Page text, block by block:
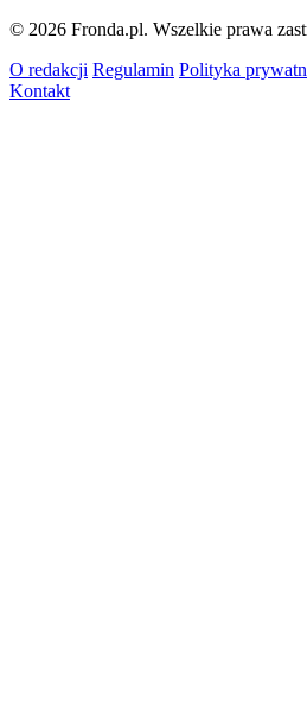
© 2026 Fronda.pl. Wszelkie prawa
O redakcji Regulamin Polityka
Kontakt